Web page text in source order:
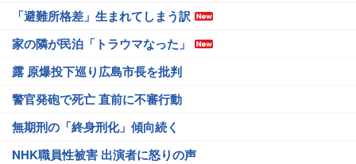
「避難所格差」生まれてしまう訳
家の隣が民泊「トラウマなった」
露 原爆投下巡り広島市長を批判
警官発砲で死亡 直前に不審行動
無期刑の「終身刑化」傾向続く
NHK職員性被害 出演者に怒りの声